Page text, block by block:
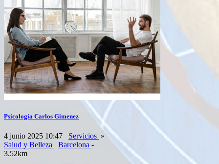
Psicologia Carlos Gimenez
4 junio 2025 10:47 Servicios »
Salud y Belleza
Barcelona -
3.52km